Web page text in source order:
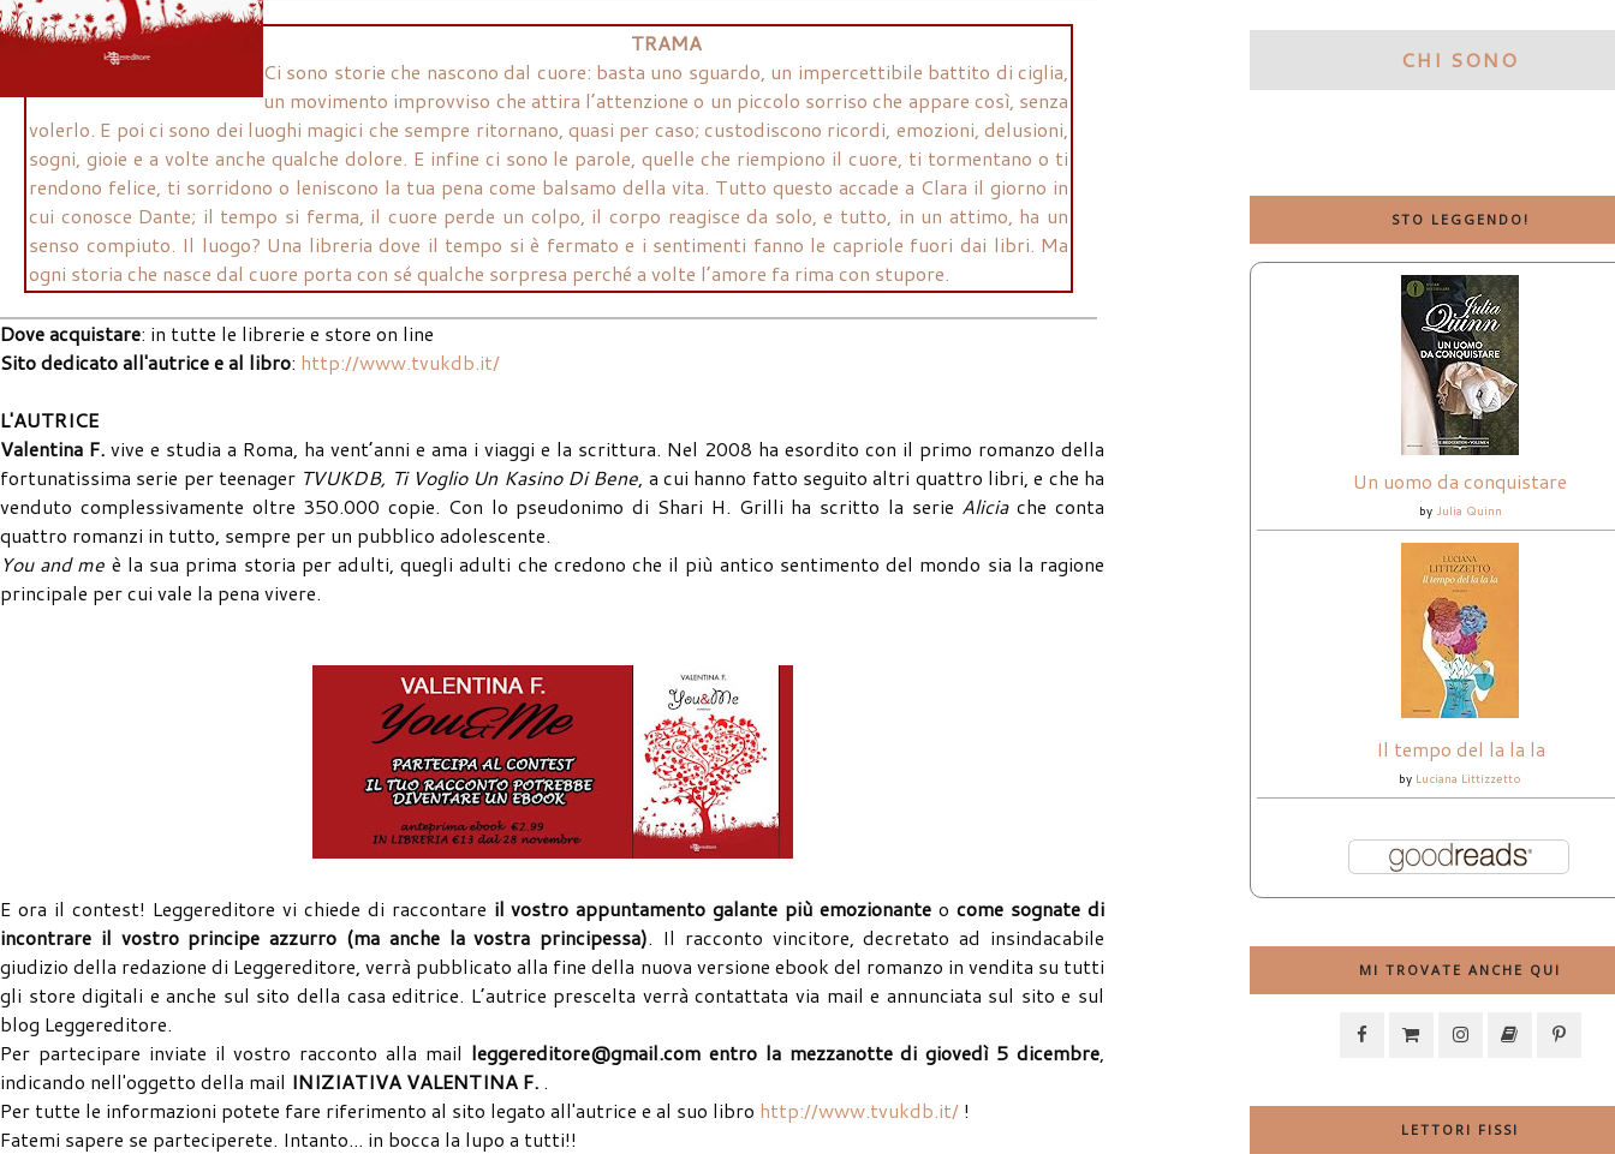
TRAMA
Ci sono storie che nascono dal cuore: basta uno sguardo, un impercettibile battito di ciglia,
un movimento improvviso che attira l’attenzione o un piccolo sorriso che appare così, senza
volerlo. E poi ci sono dei luoghi magici che sempre ritornano, quasi per caso; custodiscono ricordi, emozioni, delusioni,
sogni, gioie e a volte anche qualche dolore. E infine ci sono le parole, quelle che riempiono il cuore, ti tormentano o ti
rendono felice, ti sorridono o leniscono la tua pena come balsamo della vita. Tutto questo accade a Clara il giorno in
cui conosce Dante; il tempo si ferma, il cuore perde un colpo, il corpo reagisce da solo, e tutto, in un attimo, ha un
senso compiuto. Il luogo? Una libreria dove il tempo si è fermato e i sentimenti fanno le capriole fuori dai libri. Ma
ogni storia che nasce dal cuore porta con sé qualche sorpresa perché a volte l’amore fa rima con stupore.
Dove acquistare: in tutte le librerie e store on line
Sito dedicato all'autrice e al libro: http://www.tvukdb.it/
L'AUTRICE
Valentina F. vive e studia a Roma, ha vent’anni e ama i viaggi e la scrittura. Nel 2008 ha esordito con il primo romanzo della
fortunatissima serie per teenager TVUKDB, Ti Voglio Un Kasino Di Bene, a cui hanno fatto seguito altri quattro libri, e che ha
venduto complessivamente oltre 350.000 copie. Con lo pseudonimo di Shari H. Grilli ha scritto la serie Aliciache conta
quattro romanzi in tutto, sempre per un pubblico adolescente.
You and me è la sua prima storia per adulti, quegli adulti che credono che il più antico sentimento del mondo sia la ragione
principale per cui vale la pena vivere.
E ora il contest! Leggereditore vi chiede di raccontare il vostro appuntamento galante più emozionante ocome sognate di
incontrare il vostro principe azzurro (ma anche la vostra principessa). Il racconto vincitore, decretato ad insindacabile
giudizio della redazione di Leggereditore, verrà pubblicato alla fine della nuova versione ebook del romanzo in vendita su tutti
gli store digitali e anche sul sito della casa editrice. L’autrice prescelta verrà contattata via mail e annunciata sul sito e sul
blog Leggereditore.
Per partecipare inviate il vostro racconto alla mail leggereditore@gmail.com entro la mezzanotte di giovedì 5 dicembre,
indicando nell'oggetto della mail INIZIATIVA VALENTINA F. .
Per tutte le informazioni potete fare riferimento al sito legato all'autrice e al suo libro http://www.tvukdb.it/ !
Fatemi sapere se parteciperete. Intanto... in bocca la lupo a tutti!!
CHI SONO
STO LEGGENDO!
Un uomo da conquistare
by Julia Quinn
Il tempo del la la la
by Luciana Littizzetto
MI TROVATE ANCHE QUI
LETTORI FISSI